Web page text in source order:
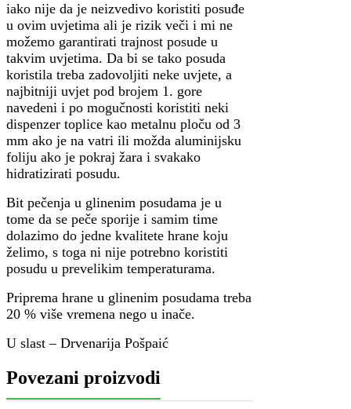
iako nije da je neizvedivo koristiti posuđe
u ovim uvjetima ali je rizik veči i mi ne
možemo garantirati trajnost posude u
takvim uvjetima. Da bi se tako posuda
koristila treba zadovoljiti neke uvjete, a
najbitniji uvjet pod brojem 1. gore
navedeni i po mogučnosti koristiti neki
dispenzer toplice kao metalnu ploču od 3
mm ako je na vatri ili možda aluminijsku
foliju ako je pokraj žara i svakako
hidratizirati posudu.
Bit pečenja u glinenim posudama je u
tome da se peče sporije i samim time
dolazimo do jedne kvalitete hrane koju
želimo, s toga ni nije potrebno koristiti
posudu u prevelikim temperaturama.
Priprema hrane u glinenim posudama treba
20 % više vremena nego u inače.
U slast – Drvenarija Pošpaić
Povezani proizvodi